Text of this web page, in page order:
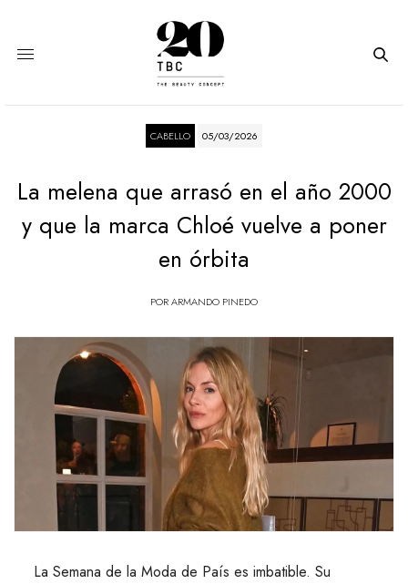
CABELLO 05/03/2026
La melena que arrasó en el año 2000
y que la marca Chloé vuelve a poner
en órbita
PORARMANDO PINEDO
La Semana de la Moda de País es imbatible. Su